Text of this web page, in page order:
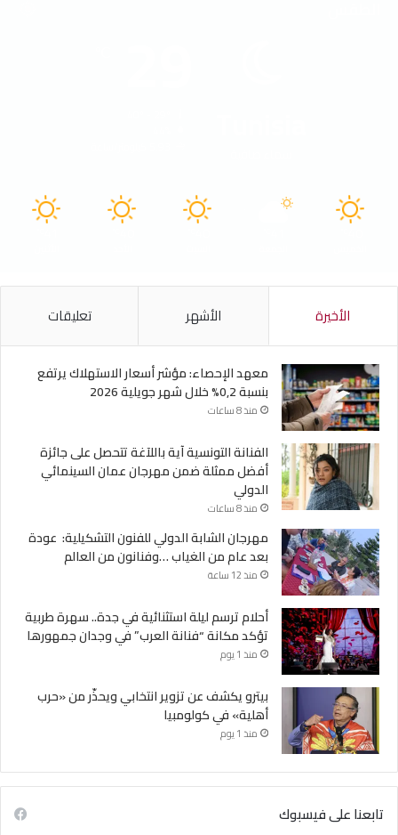
الأخيرة الأشهر تعليقات
معهد الإحصاء: مؤشر أسعار الاستهلاك يرتفع
بنسبة 0,2% خلال شهر جويلية 2026
منذ 8 ساعات
الفنانة التونسية آية باللآغة تتحصل على جائزة
أفضل ممثلة ضمن مهرجان عمان السينمائي
الدولي
منذ 8 ساعات
مهرجان الشابة الدولي للفنون التشكيلية: عودة
بعد عام من الغياب …وفنانون من العالم
منذ 12 ساعة
أحلام ترسم ليلة استثنائية في جدة.. سهرة طربية
تؤكد مكانة “فنانة العرب” في وجدان جمهورها
منذ 1 يوم
بيترو يكشف عن تزوير انتخابي ويحذّر من «حرب
أهلية» في كولومبيا
منذ 1 يوم
تابعنا على فيسبوك